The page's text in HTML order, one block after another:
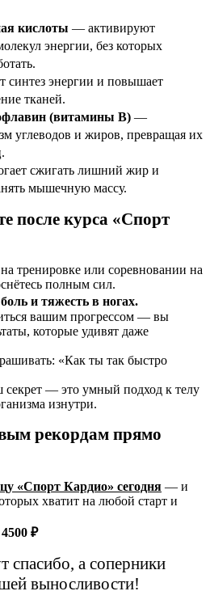
кислоты — активируют
энергии, без которых
синтез энергии и повышает
тканей.
(витамины B) —
углеводов и жиров, превращая их
сжигать лишний жир и
мышечную массу.
после курса «Спорт
тренировке или соревновании на
полным сил.
и тяжесть в ногах.
вашим прогрессом — вы
которые удивят даже
«Как ты так быстро
секрет — это умный подход к телу
изнутри.
рекордам прямо
«Спорт Кардио» сегодня — и
хватит на любой старт и
₽
а соперники
выносливости!